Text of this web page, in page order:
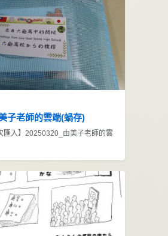
子老師的雲端(蝸存)
匯入】20250320_由美子老師的雲